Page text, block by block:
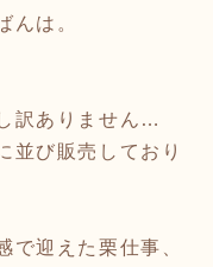
んは。
訳ありません…
並び販売しており
迎えた栗仕事、